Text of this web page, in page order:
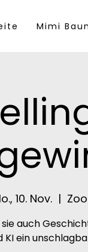
Mimi
10. Nov.
  |
auch
KI ein